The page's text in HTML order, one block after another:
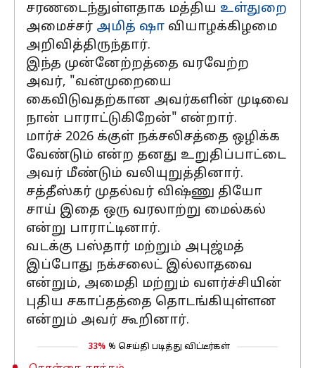
சரணடைந்துள்ளதாக மத்திய உள்துறை
அமைச்சர் அமித் ஷா வியாழக்கிழமை
அறிவித்திருந்தார்.
இந்த முன்னேற்றத்தை வரவேற்ற
அவர், "வன்முறையை
கைவிடுவதற்கான அவர்களின் முடிவை
நான் பாராட்டுகிறேன்" என்றார்.
மார்ச் 2026 க்குள் நக்சலிசத்தை ஒழிக்க
வேண்டும் என்ற தனது உறுதிப்பாட்டை
அவர் மீண்டும் வலியுறுத்தினார்.
சத்தீஸ்கர் முதல்வர் விஷ்ணு தியோ
சாய் இதை ஒரு வரலாற்று மைல்கல்
என்று பாராட்டினார்.
வடக்கு பஸ்தார் மற்றும் அபுஜ்மத்
இப்போது நக்சலைட் இல்லாதவை
என்றும், அமைதி மற்றும் வளர்ச்சியின்
புதிய சகாப்தத்தை தொடங்கியுள்ளன
என்றும் அவர் கூறினார்.
33% % செய்தி படித்து விட்டீர்கள்